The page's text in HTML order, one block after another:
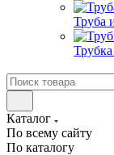
Труба
Каталог
По всему сайту
По каталогу